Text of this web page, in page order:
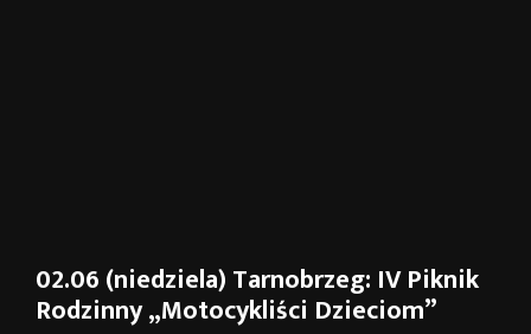
02.06 (niedziela) Tarnobrzeg: IV Piknik
Rodzinny „Motocykliści Dzieciom”